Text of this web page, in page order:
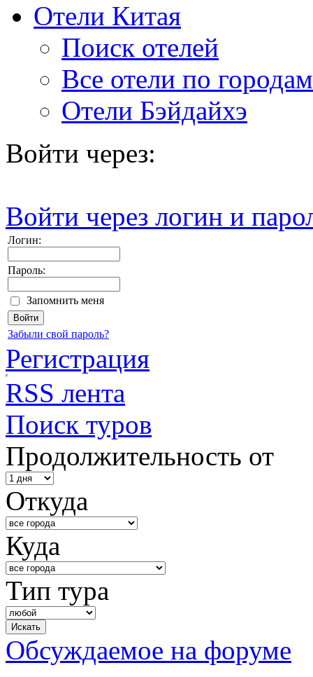
Отели Китая
Поиск отелей
Все отели по городам
Отели Бэйдайхэ
Войти через:
Войти через логин и
Логин:
Пароль:
Запомнить меня
Забыли свой пароль?
Регистрация
RSS лента
Поиск туров
Продолжительность от
Откуда
Куда
Тип тура
Обсуждаемое на форуме